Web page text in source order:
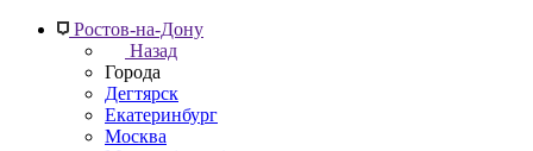
Ростов-на-Дону
Назад
Города
Дегтярск
Екатеринбург
Москва